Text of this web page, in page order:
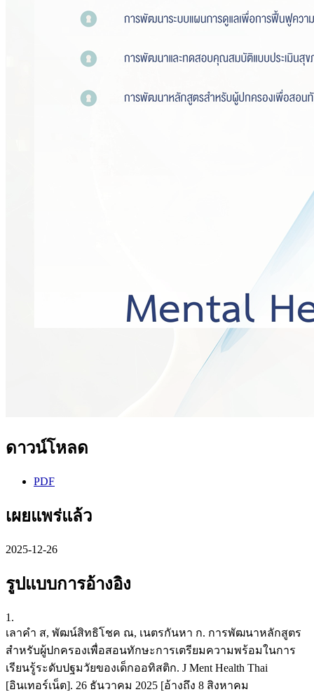
ดาวน์โหลด
PDF
เผยแพร่แล้ว
2025-12-26
รูปแบบการอ้างอิง
1.
เลาคำ ส, พัฒน์สิทธิโชค ณ, เนตรกันหา ก. การพัฒนาหลักสูตร
สำหรับผู้ปกครองเพื่อสอนทักษะการเตรียมความพร้อมในการ
เรียนรู้ระดับปฐมวัยของเด็กออทิสติก. J Ment Health Thai
[อินเทอร์เน็ต]. 26 ธันวาคม 2025 [อ้างถึง 8 สิงหาคม